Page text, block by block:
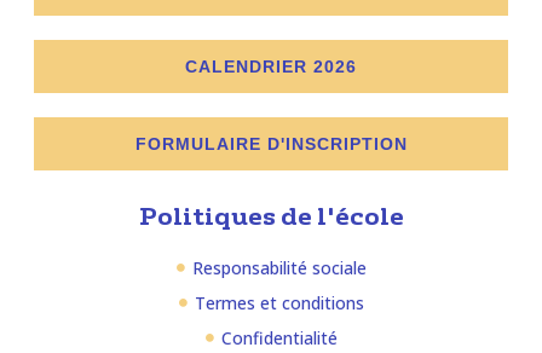
Politiques de l'école
Responsabilité sociale
Termes et conditions
Confidentialité
CALENDRIER 2026
FORMULAIRE D'INSCRIPTION